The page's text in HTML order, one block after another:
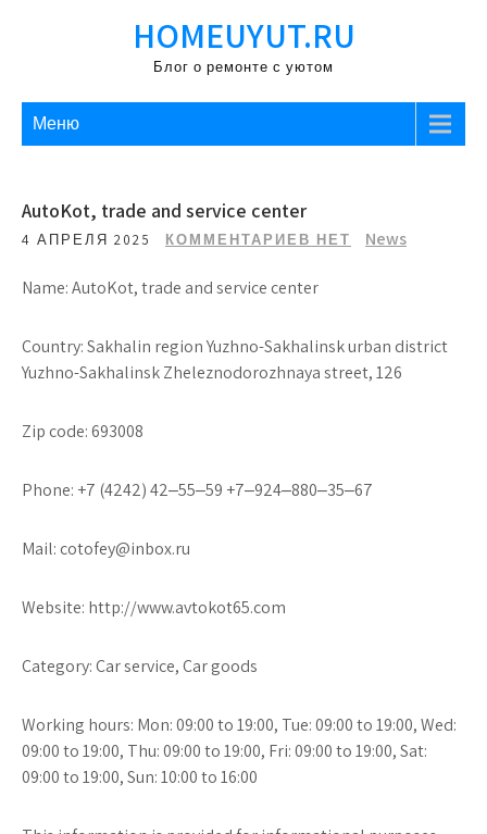
HOMEUYUT.RU
Блог о ремонте с уютом
Меню
AutoKot, trade and service center
4 АПРЕЛЯ 2025 КОММЕНТАРИЕВ НЕТ News
Name: AutoKot, trade and service center
Country: Sakhalin region Yuzhno-Sakhalinsk urban district
Yuzhno-Sakhalinsk Zheleznodorozhnaya street, 126
Zip code: 693008
Phone: +7 (4242) 42‒55‒59 +7‒924‒880‒35‒67
Mail: cotofey@inbox.ru
Website: http://www.avtokot65.com
Category: Car service, Car goods
Working hours: Mon: 09:00 to 19:00, Tue: 09:00 to 19:00, Wed:
09:00 to 19:00, Thu: 09:00 to 19:00, Fri: 09:00 to 19:00, Sat:
09:00 to 19:00, Sun: 10:00 to 16:00